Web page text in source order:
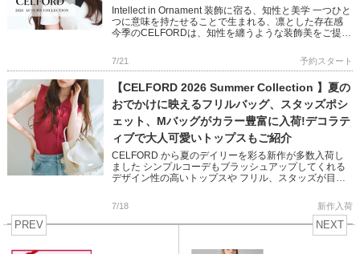
Intellect in Ornament 装飾に宿る、知性と美学 一つひと
つに意味を持たせることで生まれる、凛とした存在感
今季のCELFORDは、知性を纏うような装飾美をご提案
7/21 予約スタート
【CELFORD 2026 Summer Collection 】夏の
おでかけに映えるフリルバッグ、スタッズポシ
ェット、Mバッグがカラー豊富に入荷!デコラテ
ィブで大人可愛いトップスもご紹介
CELFORD から夏のデイリーを彩る新作が多数入荷し
ました シンプルコーデもブラッシュアップしてくれる
デザイン性の高いトップスや フリル、スタッズが目を
エーション豊富に […]
7/18 新作入荷
PREV NEXT